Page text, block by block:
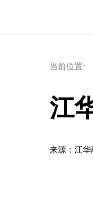
当前位置:
江
来源：江